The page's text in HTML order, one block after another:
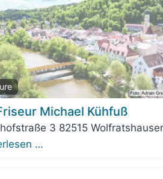
Michael Kühfuß
3 82515
…